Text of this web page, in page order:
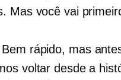
Mas você vai
Bem rápido, mas
voltar desde a